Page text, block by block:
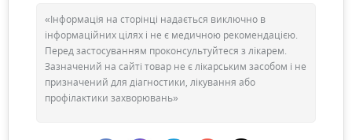
«Інформація на сторінці надається виключно в
інформаційних цілях і не є медичною рекомендацією.
Перед застосуванням проконсультуйтеся з лікарем.
Зазначений на сайті товар не є лікарським засобом і не
призначений для діагностики, лікування або
профілактики захворювань»